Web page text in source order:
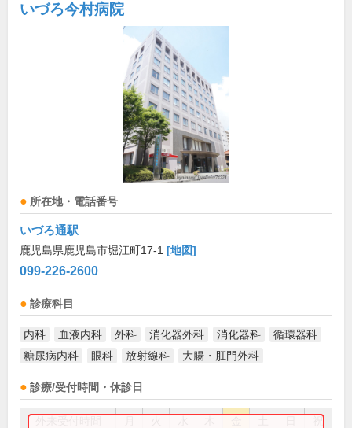
いづろ今村病院
所在地・電話番号
いづろ通駅
鹿児島県鹿児島市堀江町17-1 [地図]
099-226-2600
診療科目
内科 血液内科 外科 消化器外科 消化器科
循環器科
糖尿病内科
眼科 放射線科 大腸・肛門外科
診療/受付時間・休診日
祝